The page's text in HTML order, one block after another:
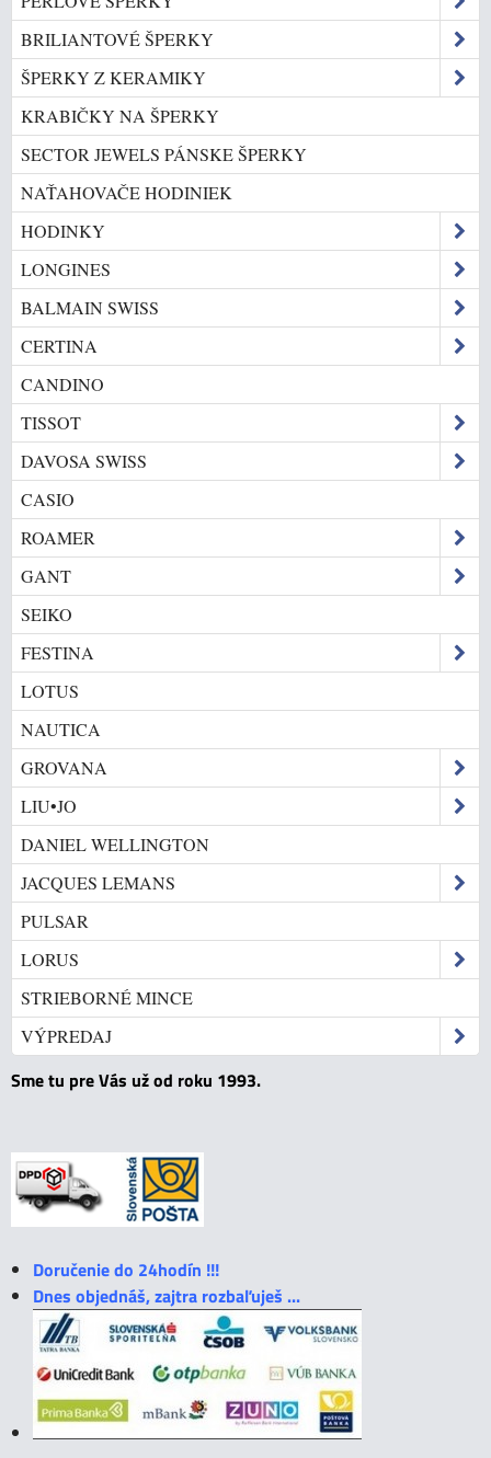
BRILIANTOVÉ ŠPERKY
ŠPERKY Z KERAMIKY
KRABIČKY NA ŠPERKY
SECTOR JEWELS PÁNSKE ŠPERKY
NAŤAHOVAČE HODINIEK
HODINKY
LONGINES
BALMAIN SWISS
CERTINA
CANDINO
TISSOT
DAVOSA SWISS
CASIO
ROAMER
GANT
SEIKO
FESTINA
LOTUS
NAUTICA
GROVANA
LIU•JO
DANIEL WELLINGTON
JACQUES LEMANS
PULSAR
LORUS
STRIEBORNÉ MINCE
VÝPREDAJ
Sme tu pre Vás už od roku 1993.
Doručenie do 24hodín !!!
Dnes objednáš, zajtra rozbaľuješ ...